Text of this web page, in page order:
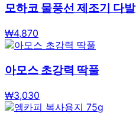
모하코 물풍선 제조기 다발
₩4,870
아모스 초강력 딱풀
₩3,030